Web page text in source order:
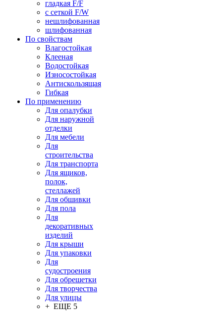
гладкая F/F
с сеткой F/W
нешлифованная
шлифованная
По свойствам
Влагостойкая
Клееная
Водостойкая
Износостойкая
Антискользящая
Гибкая
По применению
Для опалубки
Для наружной
отделки
Для мебели
Для
строительства
Для транспорта
Для ящиков,
полок,
стеллажей
Для обшивки
Для пола
Для
декоративных
изделий
Для крыши
Для упаковки
Для
судостроения
Для обрешетки
Для творчества
Для улицы
+ ЕЩЕ 5